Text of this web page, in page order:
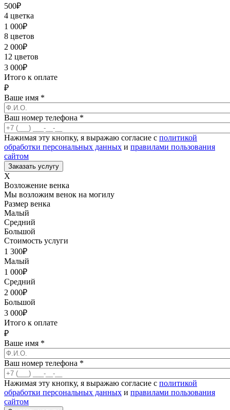
500₽
4 цветка
1 000₽
8 цветов
2 000₽
12 цветов
3 000₽
Итого к оплате
₽
Ваше имя *
Ваш номер телефона *
Нажимая эту кнопку, я выражаю согласие с политикой
обработки персональных данных и правилами пользования
сайтом
X
Возложение венка
Мы возложим венок на могилу
Размер венка
Малый
Средний
Большой
Стоимость услуги
1 300₽
Малый
1 000₽
Средний
2 000₽
Большой
3 000₽
Итого к оплате
₽
Ваше имя *
Ваш номер телефона *
Нажимая эту кнопку, я выражаю согласие с политикой
обработки персональных данных и правилами пользования
сайтом